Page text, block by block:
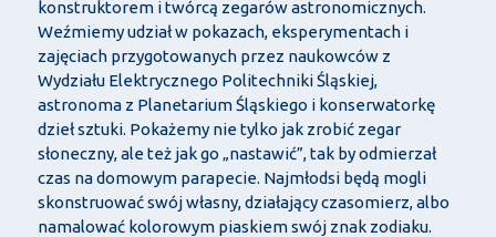
konstruktorem i twórcą zegarów astronomicznych.
Weźmiemy udział w pokazach, eksperymentach i
zajęciach przygotowanych przez naukowców z
Wydziału Elektrycznego Politechniki Śląskiej,
astronoma z Planetarium Śląskiego i konserwatorkę
dzieł sztuki. Pokażemy nie tylko jak zrobić zegar
słoneczny, ale też jak go „nastawić”, tak by odmierzał
czas na domowym parapecie. Najmłodsi będą mogli
skonstruować swój własny, działający czasomierz, albo
namalować kolorowym piaskiem swój znak zodiaku.